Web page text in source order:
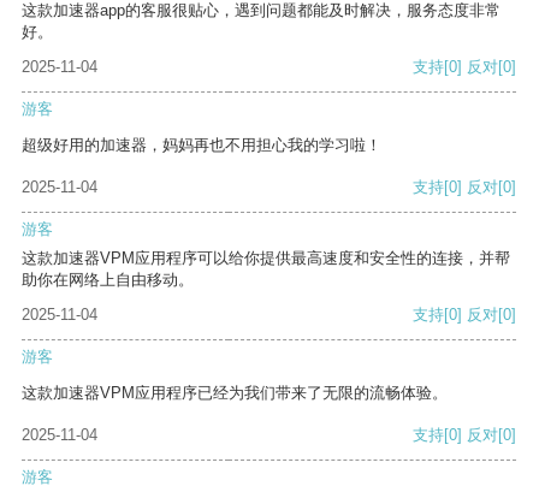
这款加速器app的客服很贴心，遇到问题都能及时解决，服务态度非常
好。
2025-11-04
支持[0] 反对[0]
游客
超级好用的加速器，妈妈再也不用担心我的学习啦！
2025-11-04 支持[0] 反对[0]
游客
这款加速器VPM应用程序可以给你提供最高速度和安全性的连接，并帮
助你在网络上自由移动。
2025-11-04
支持[0] 反对[0]
游客
这款加速器VPM应用程序已经为我们带来了无限的流畅体验。
2025-11-04 支持[0] 反对[0]
游客